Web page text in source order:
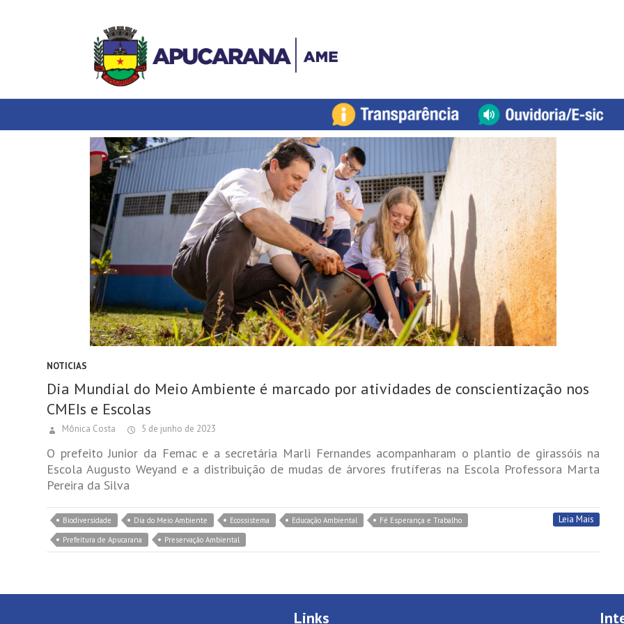
NOTICIAS
Dia Mundial do Meio Ambiente é marcado por atividades de conscientização nos
CMEIs e Escolas
Mônica Costa 5 de junho de 2023
O prefeito Junior da Femac e a secretária Marli Fernandes acompanharam o plantio de girassóis na
Escola Augusto Weyand e a distribuição de mudas de árvores frutíferas na Escola Professora Marta
Pereira da Silva
Biodiversidade Dia do Meio Ambiente Ecossistema Educação Ambiental
Fé Esperança e Trabalho
Prefeitura de Apucarana
Preservação Ambiental
Leia Mais
Links